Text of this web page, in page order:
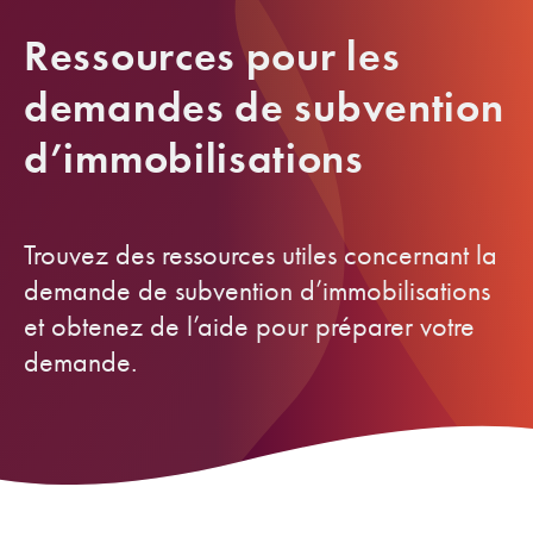
Ressources pour les
demandes de subvention
d’immobilisations
Trouvez des ressources utiles concernant la
demande de subvention d’immobilisations
et obtenez de l’aide pour préparer votre
demande.